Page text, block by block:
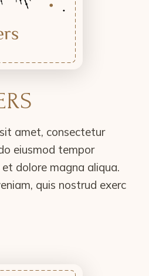
amet, consectetur
eiusmod tempor
dolore magna aliqua.
quis nostrud exerc